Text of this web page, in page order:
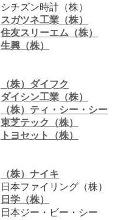
シチズン時計（株）
スガツネ工業（株）
住友スリーエム（株）
生興（株）
（株）ダイフク
ダイシン工業（株）
（株）ティ・シー・シー
東芝テック（株）
トヨセット（株）
（株）ナイキ
日本ファイリング（株）
日学（株）
日本ジー・ビー・シー